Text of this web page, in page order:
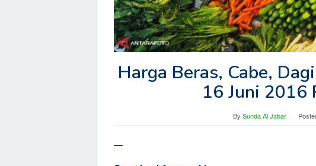
Harga Beras, Cabe,
16 Juni 2016
By Sunda Al Jabar
—